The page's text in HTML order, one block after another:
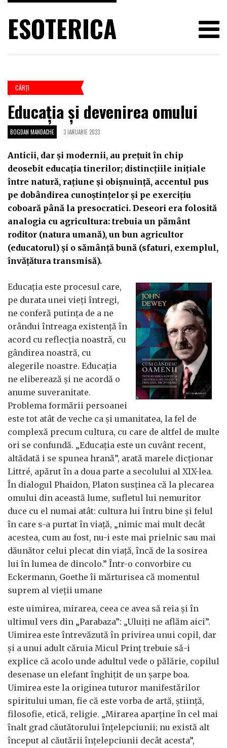
ESOTERICA
CĂRŢI
Educația și devenirea omului
BOGDAN MANDACHE 3 IANUARIE 2023
Anticii, dar și modernii, au prețuit în chip
deosebit educația tinerilor; distincțiile inițiale
între natură, rațiune și obișnuință, accentul pus
pe dobândirea cunoștințelor și pe exercițiu
coboară până la presocratici. Deseori era folosită
analogia cu agricultura: trebuia un pământ
roditor (natura umană), un bun agricultor
(educatorul) și o sămânță bună (sfaturi, exemplul,
învățătura transmisă).
Educația este procesul care,
pe durata unei vieți întregi,
ne conferă putința de a ne
orândui întreaga existență în
acord cu reflecția noastră, cu
gândirea noastră, cu
alegerile noastre. Educația
ne eliberează și ne acordă o
anume suveranitate.
Problema formării persoanei
este tot atât de veche ca și umanitatea, la fel de
complexă precum cultura, cu care de altfel de multe
ori se confundă. „Educația este un cuvânt recent,
altădată i se spunea hrană”, arată marele dicționar
Littré, apărut în a doua parte a secolului al XIX-lea.
În dialogul Phaidon, Platon susținea că la plecarea
omului din această lume, sufletul lui nemuritor
duce cu el numai atât: cultura lui întru bine și felul
în care s-a purtat în viață, „nimic mai mult decât
acestea, cum au fost, nu-i este mai prielnic sau mai
dăunător celui plecat din viață, încă de la sosirea
lui în lumea de dincolo.” Într-o convorbire cu
Eckermann, Goethe îi mărturisea că momentul
suprem al vieții umane
este uimirea, mirarea, ceea ce avea să reia și în
ultimul vers din „Parabaza”: „Uluiți ne aflăm aici”.
Uimirea este întrevăzută în privirea unui copil, dar
și a unui adult căruia Micul Prinț trebuie să-i
explice că acolo unde adultul vede o pălărie, copilul
desenase un elefant înghițit de un șarpe boa.
Uimirea este la originea tuturor manifestărilor
spiritului uman, fie că este vorba de artă, știință,
filosofie, etică, religie. „Mirarea aparține în cel mai
înalt grad căutătorului înțelepciunii; nu există alt
început al căutării înțelepciunii decât acesta”,